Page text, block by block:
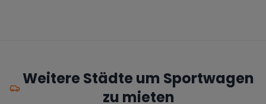
Weitere Städte um Sportwagen
zu mieten